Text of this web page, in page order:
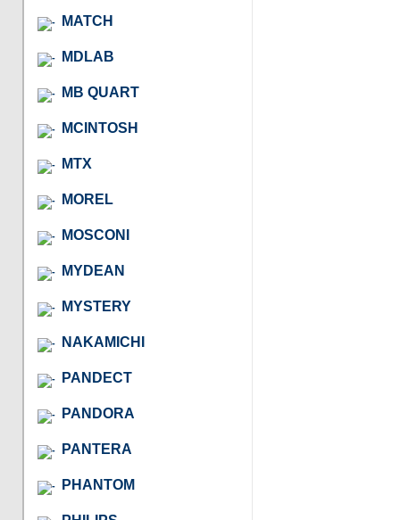
MATCH
MDLAB
MB QUART
MCINTOSH
MTX
MOREL
MOSCONI
MYDEAN
MYSTERY
NAKAMICHI
PANDECT
PANDORA
PANTERA
PHANTOM